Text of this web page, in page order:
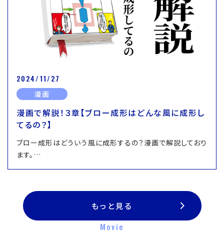
2024/11/27
漫画
漫画で解説！３章【ブロー成形はどんな風に成形し
てるの？】
ブロー成形はどういう風に成形するの？漫画で解説しており
ます。…
もっと見る
Movie